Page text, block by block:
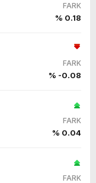
FARK
% 0.18
FARK
% -0.08
FARK
% 0.04
FARK